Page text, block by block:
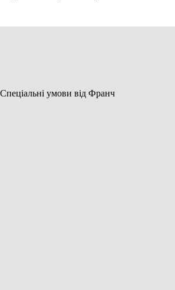
Спеціальні умови від Франч